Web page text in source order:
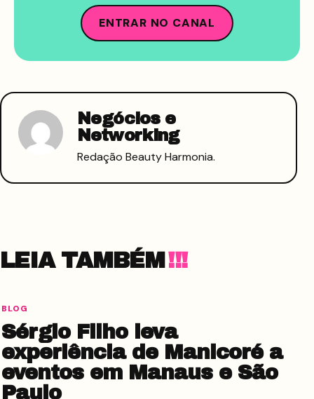
ENTRAR NO CANAL
Negócios e
Networking
Redação Beauty Harmonia.
LEIA TAMBÉM
BLOG
Sérgio Filho leva
experiência de Manicoré a
eventos em Manaus e São
Paulo